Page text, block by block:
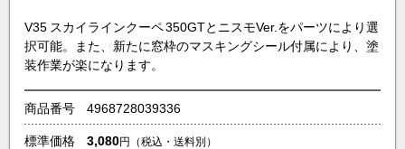
V35 スカイラインクーペ 350GTとニスモVer.をパーツにより選
択可能。また、新たに窓枠のマスキングシール付属により、塗
装作業が楽になります。
商品番号 4968728039336
標準価格 3,080円 （税込・送料別）